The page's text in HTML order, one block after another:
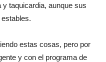
taquicardia, aunque sus
estas cosas, pero por
y con el programa de